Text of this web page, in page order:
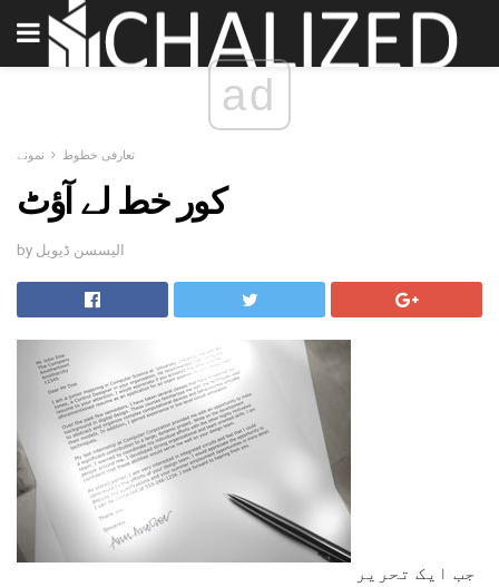
ad
تعارفی خطوط نمونے
کور خط لے آؤٹ
by الیسسن ڈیویل
جب ایک تحریر